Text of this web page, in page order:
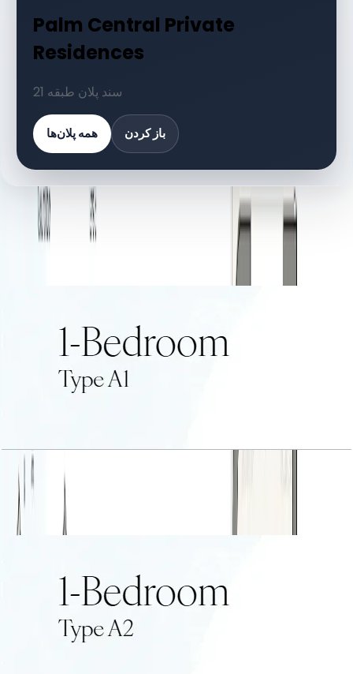
Palm Central Private
Residences
21 سند پلان طبقه
همه پلان‌ها باز کردن
کتابخانه اسناد
1 BR Type A1
باز کردن چیدمان